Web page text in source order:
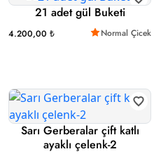
21 adet gül Buketi
4.200,00 ₺ Normal Çicek
Sarı Gerberalar çift katlı
ayaklı çelenk-2